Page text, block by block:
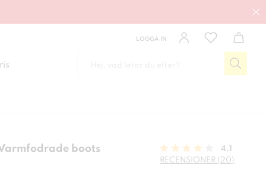
LOGGA IN
boots
4.1
RECENSIONER (20)